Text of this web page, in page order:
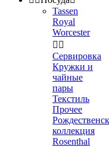
Tassen
Royal
Worcester
 
Сервировка
Кружки и
чайные
пары
Текстиль
Прочее
коллекция
Rosenthal